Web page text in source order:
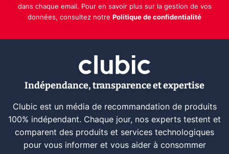
dans chaque email. Pour en savoir plus sur la gestion de vos
données, consultez notre Politique de confidentialité
Indépendance, transparence et expertise
Clubic est un média de recommandation de produits
100% indépendant. Chaque jour, nos experts testent et
comparent des produits et services technologiques
pour vous informer et vous aider à consommer